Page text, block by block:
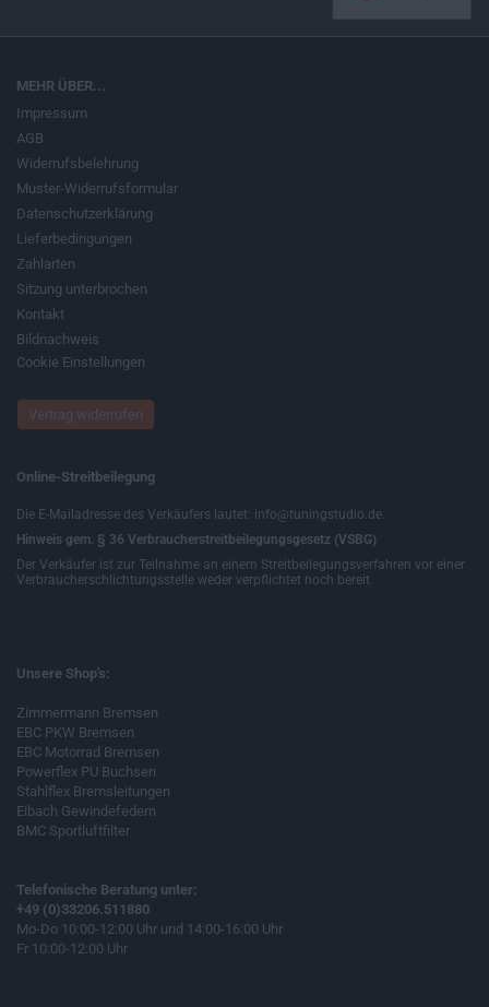
MEHR ÜBER...
Impressum
AGB
Widerrufsbelehrung
Muster-Widerrufsformular
Datenschutzerklärung
Lieferbedingungen
Zahlarten
Sitzung unterbrochen
Kontakt
Bildnachweis
Cookie Einstellungen
Vertrag widerrufen
Online-Streitbeilegung
Die E-Mailadresse des Verkäufers lautet: info@tuningstudio.de.
Hinweis gem. § 36 Verbraucherstreitbeilegungsgesetz (VSBG)
Der Verkäufer ist zur Teilnahme an einem Streitbeilegungsverfahren vor einer
Verbraucherschlichtungsstelle weder verpflichtet noch bereit.
Unsere Shop's:
Zimmermann Bremsen
EBC PKW Bremsen
EBC Motorrad Bremsen
Powerflex PU Buchsen
Stahlflex Bremsleitungen
Eibach Gewindefedern
BMC Sportluftfilter
Telefonische Beratung unter:
+49 (0)33206.511880
Mo-Do 10:00-12:00 Uhr und 14:00-16:00 Uhr
Fr 10:00-12:00 Uhr